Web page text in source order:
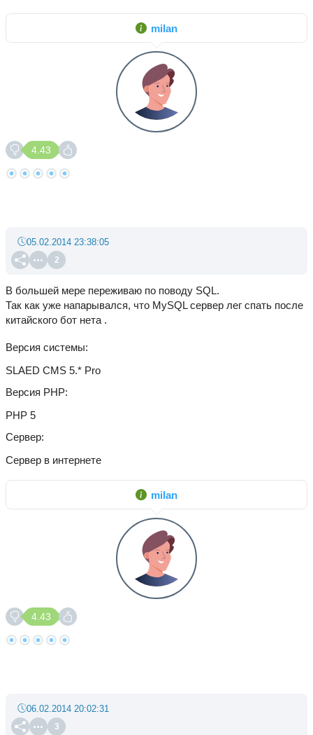
milan
4.43
2
05.02.2014 23:38:05
В большей мере переживаю по поводу SQL.
Так как уже напарывался, что MySQL сервер лег спать после
китайского бот нета .
Версия системы
SLAED CMS 5.* Pro
Версия PHP
PHP 5
Сервер
Сервер в интернете
milan
4.43
3
06.02.2014 20:02:31